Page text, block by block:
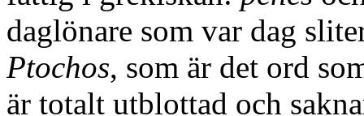
daglönare som var dag
Ptochos, som är det ord
är totalt utblottad och